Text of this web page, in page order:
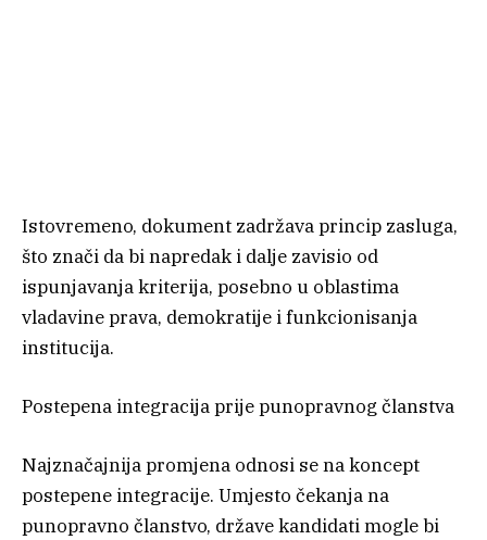
Istovremeno, dokument zadržava princip zasluga,
što znači da bi napredak i dalje zavisio od
ispunjavanja kriterija, posebno u oblastima
vladavine prava, demokratije i funkcionisanja
institucija.
Postepena integracija prije punopravnog članstva
Najznačajnija promjena odnosi se na koncept
postepene integracije. Umjesto čekanja na
punopravno članstvo, države kandidati mogle bi